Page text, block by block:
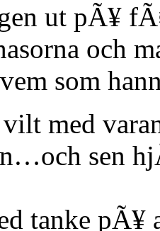
ut pÃ¥
och
som
med
sen
tanke pÃ¥